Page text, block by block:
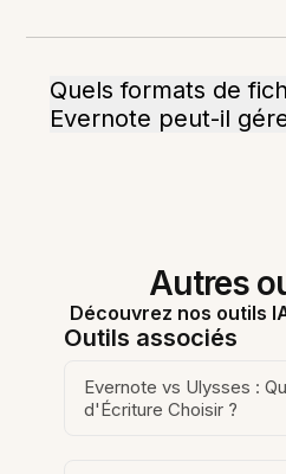
Quels formats de
Evernote peut-il
Autres
Découvrez nos outils
Outils associés
Evernote vs Ulysses :
d'Écriture Choisir ?